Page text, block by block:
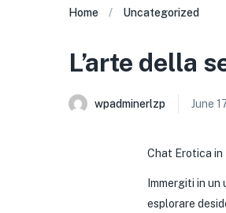
Home Uncategorized
L’arte della
wpadminerlzp June
Chat Erotica in
Immergiti in
esplorare